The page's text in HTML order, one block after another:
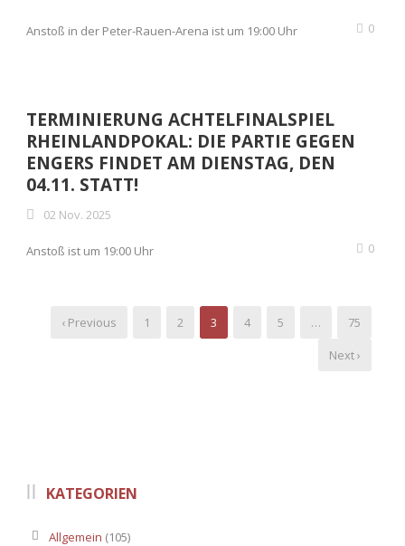
Anstoß in der Peter-Rauen-Arena ist um 19:00 Uhr 0
TERMINIERUNG ACHTELFINALSPIEL
RHEINLANDPOKAL: DIE PARTIE GEGEN
ENGERS FINDET AM DIENSTAG, DEN
04.11. STATT!
02 Nov. 2025
Anstoß ist um 19:00 Uhr 0
‹ Previous 1 2 3 4 5 …
75
Next ›
KATEGORIEN
Allgemein (105)